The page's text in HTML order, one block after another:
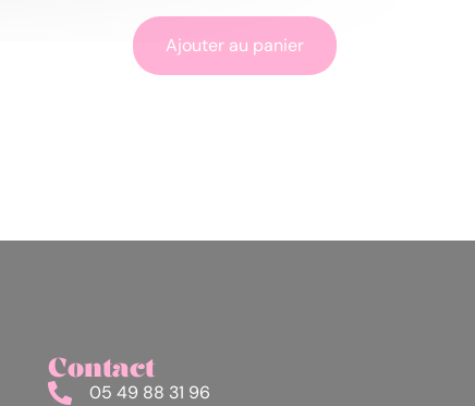
Ajouter au panier
Contact
05 49 88 31 96